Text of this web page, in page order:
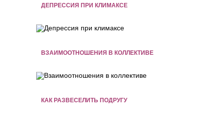
ДЕПРЕССИЯ ПРИ КЛИМАКСЕ
ВЗАИМООТНОШЕНИЯ В КОЛЛЕКТИВЕ
КАК РАЗВЕСЕЛИТЬ ПОДРУГУ